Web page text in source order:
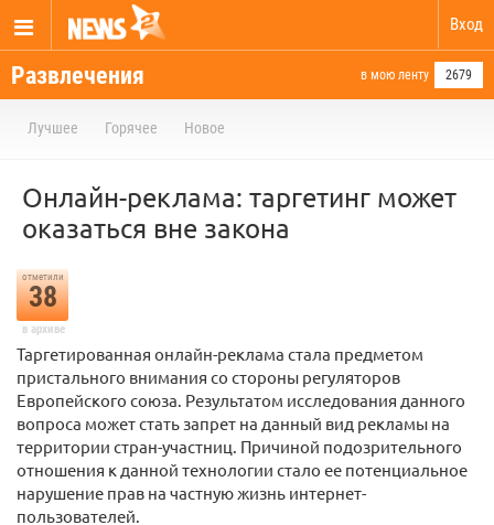
Вход
Развлечения в мою ленту 2679
Лучшее Горячее Новое
Онлайн-реклама: таргетинг может
оказаться вне закона
отметили
38
в архиве
Таргетированная онлайн-реклама стала предметом
пристального внимания со стороны регуляторов
Европейского союза. Результатом исследования данного
вопроса может стать запрет на данный вид рекламы на
территории стран-участниц. Причиной подозрительного
отношения к данной технологии стало ее потенциальное
нарушение прав на частную жизнь интернет-
пользователей.